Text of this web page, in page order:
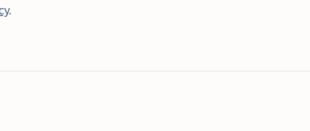
.